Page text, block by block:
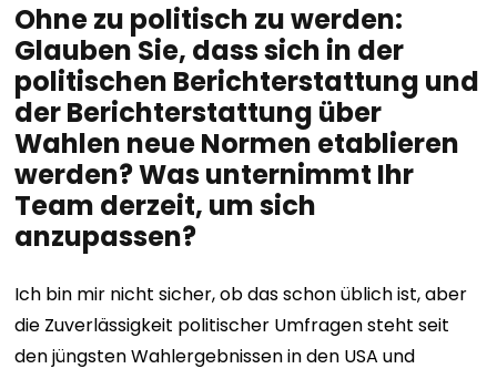
Ohne zu politisch zu werden:
Glauben Sie, dass sich in der
politischen Berichterstattung und
der Berichterstattung über
Wahlen neue Normen etablieren
werden? Was unternimmt Ihr
Team derzeit, um sich
anzupassen?
Ich bin mir nicht sicher, ob das schon üblich ist, aber
die Zuverlässigkeit politischer Umfragen steht seit
den jüngsten Wahlergebnissen in den USA und